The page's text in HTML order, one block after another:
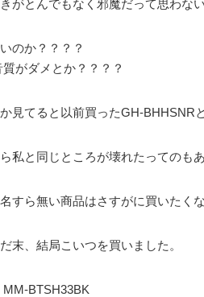
がとんでもなく邪魔だって思わな
のか？？？？
がダメとか？？？？
見てると以前買ったGH-BHHSNR
私と同じところが壊れたってのも
すら無い商品はさすがに買いたくな
末、結局こいつを買いました。
BTSH33BK